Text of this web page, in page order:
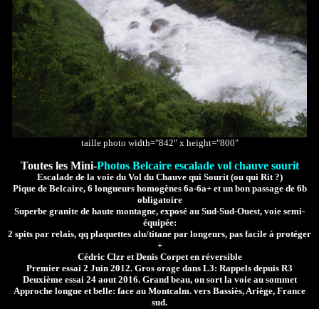
taille photo width="842" x height="800"
Toutes les Mini-Photos Belcaire escalade vol chauve sourit
Escalade de la voie du Vol du Chauve qui Sourit (ou qui Rit ?)
Pique de Belcaire, 6 longueurs homogènes 6a-6a+ et un bon passage de 6b
obligatoire
Superbe granite de haute montagne, exposé au Sud-Sud-Ouest, voie semi-
équipée:
2 spits par relais, qq plaquettes alu/titane par longeurs, pas facile à protéger
+
Cédric Clzr et Denis Corpet en réversible
Premier essai 2 Juin 2012. Gros orage dans L3: Rappels depuis R3
Deuxième essai 24 aout 2016. Grand beau, on sort la voie au sommet
Approche longue et belle: face au Montcalm. vers Bassiès, Ariège, France
sud.